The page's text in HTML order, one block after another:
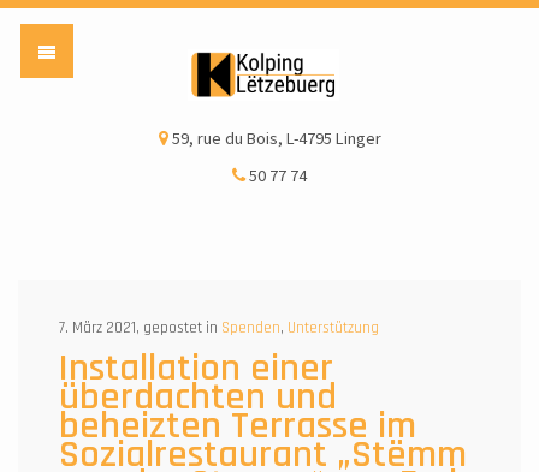
59, rue du Bois, L-4795 Linger
50 77 74
7. März 2021, gepostet in Spenden, Unterstützung
Installation einer
überdachten und
beheizten Terrasse im
Sozialrestaurant „Stëmm